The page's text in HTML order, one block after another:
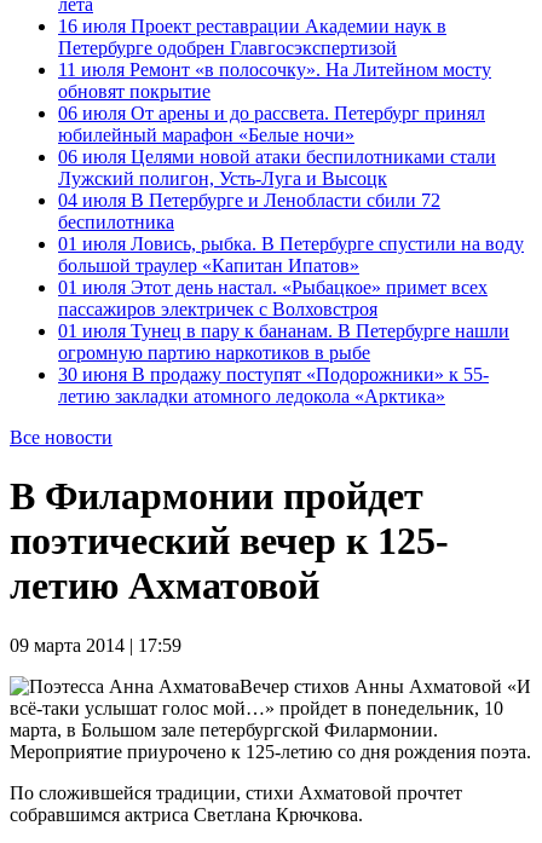
лета
16 июля Проект реставрации Академии наук в
Петербурге одобрен Главгосэкспертизой
11 июля Ремонт «в полосочку». На Литейном мосту
обновят покрытие
06 июля От арены и до рассвета. Петербург принял
юбилейный марафон «Белые ночи»
06 июля Целями новой атаки беспилотниками стали
Лужский полигон, Усть-Луга и Высоцк
04 июля В Петербурге и Ленобласти сбили 72
беспилотника
01 июля Ловись, рыбка. В Петербурге спустили на воду
большой траулер «Капитан Ипатов»
01 июля Этот день настал. «Рыбацкое» примет всех
пассажиров электричек с Волховстроя
01 июля Тунец в пару к бананам. В Петербурге нашли
огромную партию наркотиков в рыбе
30 июня В продажу поступят «Подорожники» к 55-
летию закладки атомного ледокола «Арктика»
Все новости
В Филармонии пройдет
поэтический вечер к 125-
летию Ахматовой
09 марта 2014 | 17:59
Вечер стихов Анны Ахматовой «И
всё-таки услышат голос мой…» пройдет в понедельник, 10
марта, в Большом зале петербургской Филармонии.
Мероприятие приурочено к 125-летию со дня рождения поэта.
По сложившейся традиции, стихи Ахматовой прочтет
собравшимся актриса Светлана Крючкова.